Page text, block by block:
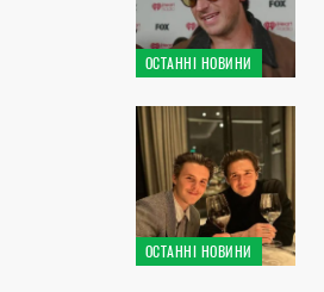
ОСТАННІ НОВИНИ
ОСТАННІ НОВИНИ